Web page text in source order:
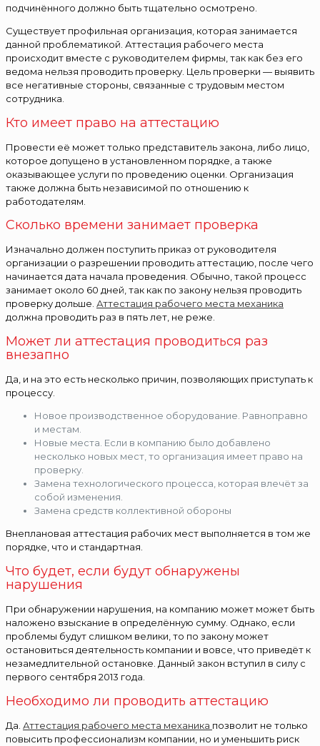
подчинённого должно быть тщательно осмотрено.
Существует профильная организация, которая занимается
данной проблематикой. Аттестация рабочего места
происходит вместе с руководителем фирмы, так как без его
ведома нельзя проводить проверку. Цель проверки — выявить
все негативные стороны, связанные с трудовым местом
сотрудника.
Кто имеет право на аттестацию
Провести её может только представитель закона, либо лицо,
которое допущено в установленном порядке, а также
оказывающее услуги по проведению оценки. Организация
также должна быть независимой по отношению к
работодателям.
Сколько времени занимает проверка
Изначально должен поступить приказ от руководителя
организации о разрешении проводить аттестацию, после чего
начинается дата начала проведения. Обычно, такой процесс
занимает около 60 дней, так как по закону нельзя проводить
проверку дольше. Аттестация рабочего места механика
должна проводить раз в пять лет, не реже.
Может ли аттестация проводиться раз
внезапно
Да, и на это есть несколько причин, позволяющих приступать к
процессу.
Новое производственное оборудование. Равноправно
и местам.
Новые места. Если в компанию было добавлено
несколько новых мест, то организация имеет право на
проверку.
Замена технологического процесса, которая влечёт за
собой изменения.
Замена средств коллективной обороны
Внеплановая аттестация рабочих мест выполняется в том же
порядке, что и стандартная.
Что будет, если будут обнаружены
нарушения
При обнаружении нарушения, на компанию может может быть
наложено взыскание в определённую сумму. Однако, если
проблемы будут слишком велики, то по закону может
остановиться деятельность компании и вовсе, что приведёт к
незамедлительной остановке. Данный закон вступил в силу с
первого сентября 2013 года.
Необходимо ли проводить аттестацию
Да. Аттестация рабочего места механика позволит не только
повысить профессионализм компании, но и уменьшить риск